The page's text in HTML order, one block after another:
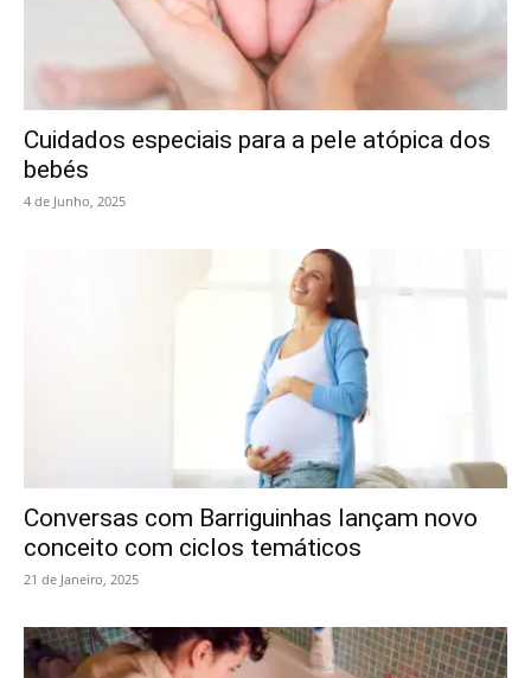
Cuidados especiais para a pele atópica dos
bebés
4 de Junho, 2025
Conversas com Barriguinhas lançam novo
conceito com ciclos temáticos
21 de Janeiro, 2025